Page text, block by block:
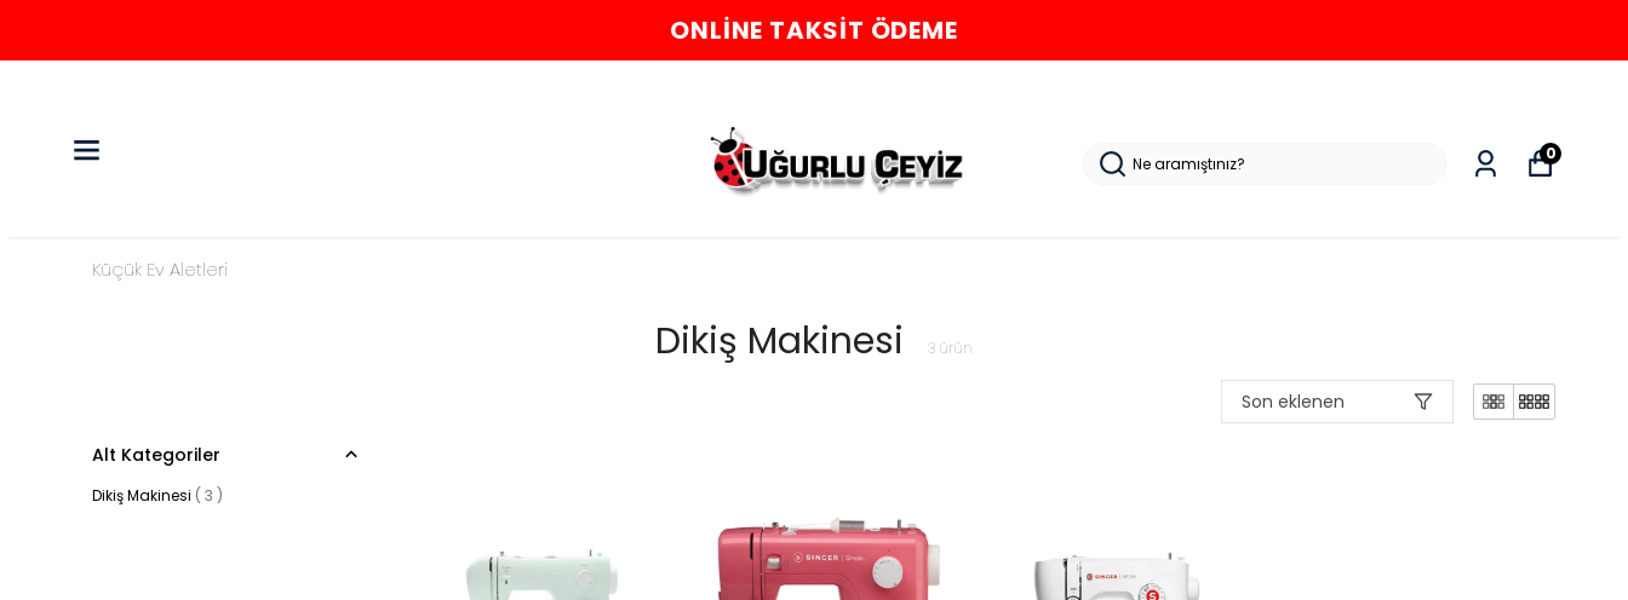
ONLINE TAKSIT ÖDEME
0
Küçük Ev Aletleri
Dikiş Makinesi 3 ürün
Son eklenen
Alt Kategoriler
Dikiş Makinesi ( 3 )